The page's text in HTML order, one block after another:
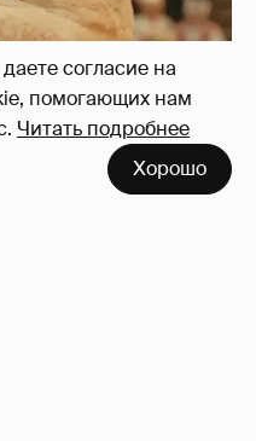
согласие на
помогающих нам
Читать подробнее
Хорошо